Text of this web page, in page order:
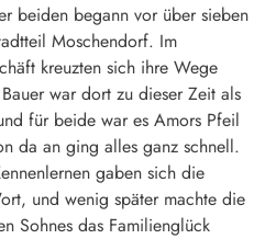
beiden begann vor über sieben
Moschendorf. Im
kreuzten sich ihre Wege
war dort zu dieser Zeit als
für beide war es Amors Pfeil
da an ging alles ganz schnell.
gaben sich die
und wenig später machte die
Sohnes das Familienglück